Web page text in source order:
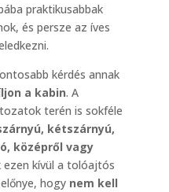
praktikusabbak
és persze az íves
kérdés annak
a kabin. A
terén is sokféle
kétszárnyú,
középről vagy
ezen kívül a tolóajtós
hogy nem kell